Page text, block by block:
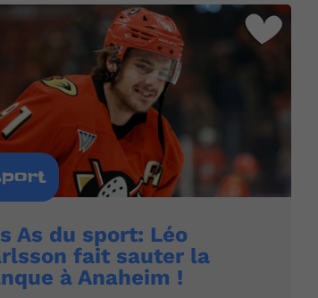
As du sport: Léo
fait sauter la
à Anaheim !